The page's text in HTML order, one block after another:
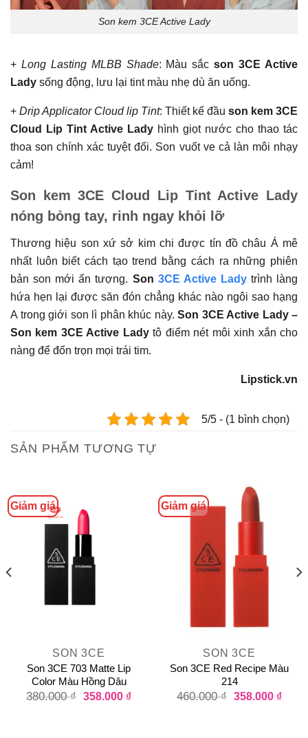
Son kem 3CE Active Lady
+ Long Lasting MLBB Shade: Màu sắcson 3CE Active
Lady sống động, lưu lại tint màu nhẹ dù ăn uống.
+ Drip Applicator Cloud lip Tint: Thiết kế đầu son kem 3CE
Cloud Lip Tint Active Lady hình giọt nước cho thao tác
thoa son chính xác tuyệt đối. Son vuốt ve cả làn môi nhạy
cảm!
Son kem 3CE Cloud Lip Tint Active Lady
nóng bỏng tay, rinh ngay khỏi lỡ
Thương hiệu son xứ sở kim chi được tín đồ châu Á mê
nhất luôn biết cách tạo trend bằng cách ra những phiên
bản son mới ấn tượng. Son 3CE Active Ladytrình làng
hứa hẹn lại được săn đón chẳng khác nào ngôi sao hạng
A trong giới son lì phân khúc này. Son 3CE Active Lady –
Son kem 3CE Active Ladytô điểm nét môi xinh xắn cho
nàng để đốn trọn mọi trái tim.
Lipstick.vn
5/5 - (1 bình chọn)
SẢN PHẨM TƯƠNG TỰ
Giảm giá
SON 3CE
Son 3CE 703 Matte Lip
Color Màu Hồng Dâu
380.000₫ 358.000 ₫
Giảm giá
SON 3CE
Son 3CE Red Recipe Màu
214
460.000₫ 358.000 ₫